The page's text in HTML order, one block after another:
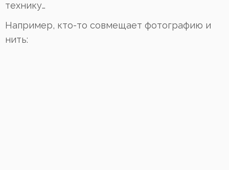
технику…
Например, кто-то совмещает фотографию и
нить: